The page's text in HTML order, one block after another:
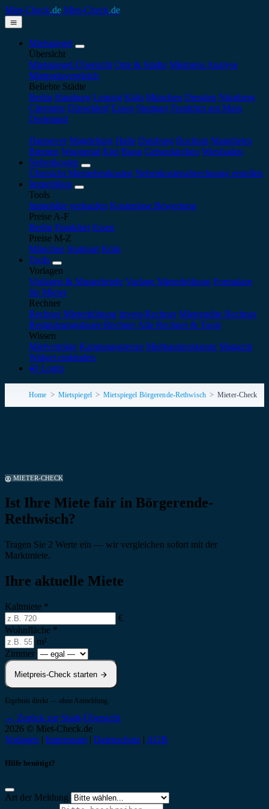
Miet-Check.de Miet-Check.de
Mietspiegel
Übersicht
Mietspiegel-Übersicht Orte & Städte Mietpreis Analyse
Mietpreisvergleich
Beliebte Städte
Berlin Hamburg Leipzig Köln München Dresden Nürnberg
Chemnitz Düsseldorf Essen Stuttgart Frankfurt am Main
Dortmund
Hannover Magdeburg Halle Duisburg Bochum Mannheim
Bremen Wuppertal Kiel Bonn Gelsenkirchen Wiesbaden
Nebenkosten
Übersicht Mietnebenkosten Nebenkostenabrechnung erstellen
Immobilien
Tools
Immobilie verkaufen Kostenlose Bewertung
Preise A-F
Berlin Frankfurt Essen
Preise M-Z
München Stuttgart Köln
Tools
Vorlagen
Vorlagen & Musterbriefe Vorlage Mieterhöhung Formulare
für Mieter
Rechner
Rechner Mieterhöhung Invest-Rechner Mietrendite Rechner
Restnutzungsdauer-Rechner Alle Rechner & Tools
Wissen
Mietverträge Kappungsgrenze Mietkautionskonto Magazin
Widget einbinden
Login
Home Mietspiegel Mietspiegel Börgerende-Rethwisch Mieter-Check
MIETER-CHECK
Ist Ihre Miete fair in Börgerende-
Rethwisch?
Tragen Sie 2 Werte ein — wir vergleichen sofort mit der
Marktmiete.
Ihre aktuelle Miete
Kaltmiete *
€
Wohnfläche *
m²
Zimmer
Mietpreis-Check starten
Ergebnis direkt — ohne Anmeldung.
← Zurück zur Stadt-Übersicht
2026 © Miet-Check.de
Vorlagen | Impressum | Datenschutz | AGB
Hilfe benötigt?
Art der Meldung